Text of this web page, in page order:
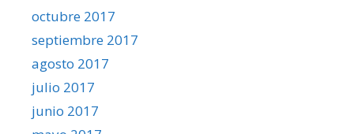
octubre 2017
septiembre 2017
agosto 2017
julio 2017
junio 2017